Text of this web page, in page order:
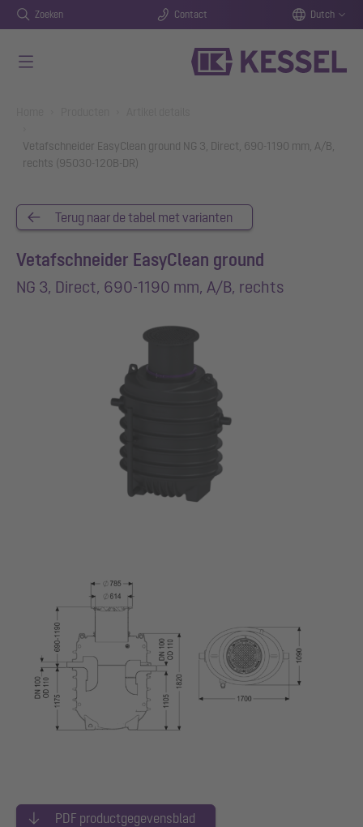
Zoeken Contact Dutch
Vetafschneider EasyClean ground NG 3, Direct, 690-1190 mm, A/B,
rechts (95030-120B-DR)
Terug naar de tabel met varianten
Vetafschneider EasyClean ground
NG 3, Direct, 690-1190 mm, A/B, rechts
PDF productgegevensblad